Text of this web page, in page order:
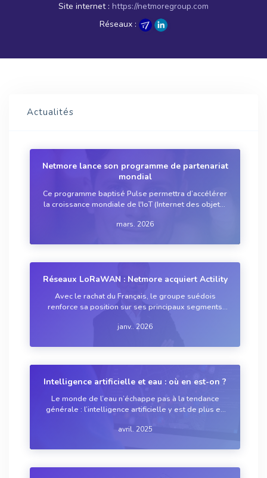
Site internet : https://netmoregroup.com
Réseaux :
Actualités
Netmore lance son programme de partenariat
mondial
Ce programme baptisé Pulse permettra d’accélérer
la croissance mondiale de l'IoT (Internet des objets)
écosystème IoT au monde », selon le groupe
mars. 2026
Réseaux LoRaWAN : Netmore acquiert Actility
Avec le rachat du Français, le groupe suédois
renforce sa position sur ses principaux segments
secteurs de l’entreprise, de l’industrie, du suivi
janv.. 2026
Intelligence artificielle et eau : où en est-on ?
Le monde de l’eau n’échappe pas à la tendance
générale : l’intelligence artificielle y est de plus en
Une de l’actualité. Il s’agit ici d’un outil numérique au
avril. 2025